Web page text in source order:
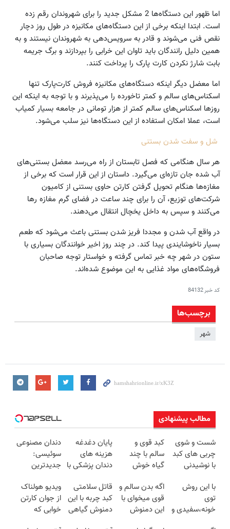
اما ظهور این دستگاه‌ها 2 مشکل جدید را برای شهروندان رقم زده
است. ابتدا اینکه برخی از این دستگاه‌های مکانیزه در طول روز دچار
نقص فنی می‌شوند و قادر به سرویس‌دهی به شهروندان نیستند و به
همین دلیل رانندگان باید تاوان این خرابی را بپردازند و برگ جریمه
بابت شارژ نکردن کارت پارک را پرداخت کنند.
اما معضل دیگر اینکه دستگاه‌های مکانیزه فروش کارت‌پارک تنها
اسکناس‌های سالم و کمتر تاخورده را می‌پذیرند و با توجه به اینکه این
روزها اسکناس‌های سالم کمتر از هزار تومانی در جامعه بسیار کمیاب
است، عملا امکان استفاده از این دستگاه‌ها نیز سلب می‌شود.
شل و سفت شدن بستنی
هر سال هنگامی که فصل تابستان از راه‌ می‌رسد معضل بستنی‌های
آب شده جان تازه‌ای می‌گیرد. داستان از این قرار است که برخی از
مغازه‌ها هنگام تحویل گرفتن کارتن حاوی بستنی‌ از کامیون
شرکت‌های توزیع، آن‌ را برای چند ساعت در فضای گرم مغازه رها
می‌کنند و سپس به داخل یخچال انتقال می‌دهند.
در واقع آب شدن و مجددا فریز شدن بستنی باعث می‌شود که طعم
بسیار ناخوشایندی پیدا کند. در چند روز اخیر خوانندگان بسیاری با
ستون در شهر چه خبر تماس گرفته و خواستار توجه صاحبان
فروشگاه‌های مواد غذایی به این موضوع شده‌اند.
کد خبر84132
برچسب‌ها
شهر
مطالب پیشنهادی
شست و شوی
چربی های کبد
با نوشیدنی
کبد قوی و
سالم با چند
گیاه خوش
پایان دغدغه
هزینه های
دندان پزشکی با
کننده خانگی
دندان مصنوعی
سوئیسی:
جدیدترین
سبک و مقاوم |
پرداخت قسطی
با این روش
توی
خونه،سفیدی و
اگه بدن سالم و
قوی میخوای با
این دمنوش
قاتل سلامتی
کبد چربه با این
دمنوش گیاهی
ویدیو هولناک
از جوان کارتن
خوابی که